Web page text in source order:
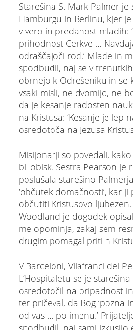
Starešina S. Mark Palmer je
Hamburgu in Berlinu, kjer
v vero in predanost mladih:
prihodnost Cerkve …
odraščajoči rod.’ Mlade in
spodbudil, naj se v
obrnejo k Odrešeniku in se
vsaki misli, ne dvomijo, ne
da je kesanje radosten
na Kristusa: ‘Kesanje je lep
osredotoča na Jezusa
Misijonarji so povedali,
bil obisk. Sestra Pearson je
poslušala starešino
‘občutek domačnosti’, kar ji
občutiti Kristusovo ljubezen.
Woodland je dogodek
me opominja, zakaj sem
drugim pomagal priti h
V Barceloni, Vilafranci del
L’Hospitaletu se je
osredotočil na pripadnost
ter pričeval, da Bog ‘pozna
od vas … po imenu.’
spodbudil, naj sami izkusijo